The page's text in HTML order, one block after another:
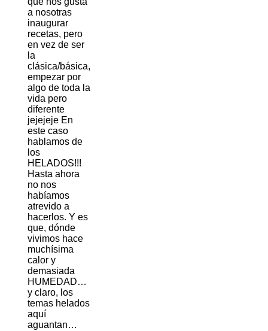
a nosotras
inaugurar
recetas, pero
en vez de ser
la
clásica/básica,
empezar por
algo de toda la
vida pero
diferente
jejejeje En
este caso
hablamos de
los
HELADOS!!!
Hasta ahora
no nos
habíamos
atrevido a
hacerlos. Y es
que, dónde
vivimos hace
muchísima
calor y
demasiada
HUMEDAD…
y claro, los
temas helados
aquí
aguantan…